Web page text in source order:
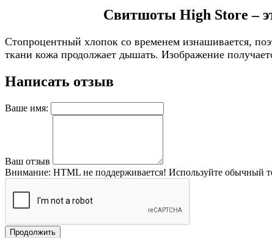
Свитшоты High Store –
Стопроцентный хлопок со временем изнашивается,
ткани кожа продолжает дышать. Изображение
Написать отзыв
Ваше имя:
Ваш отзыв
Внимание: HTML не поддерживается! Используйте обычный
Продолжить